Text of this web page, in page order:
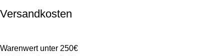
Versandkosten
Warenwert unter 250€